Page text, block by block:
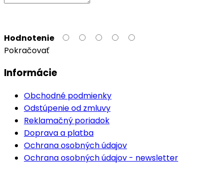
Hodnotenie
Pokračovať
Informácie
Obchodné podmienky
Odstúpenie od zmluvy
Reklamačný poriadok
Doprava a platba
Ochrana osobných údajov
Ochrana osobných údajov - newsletter